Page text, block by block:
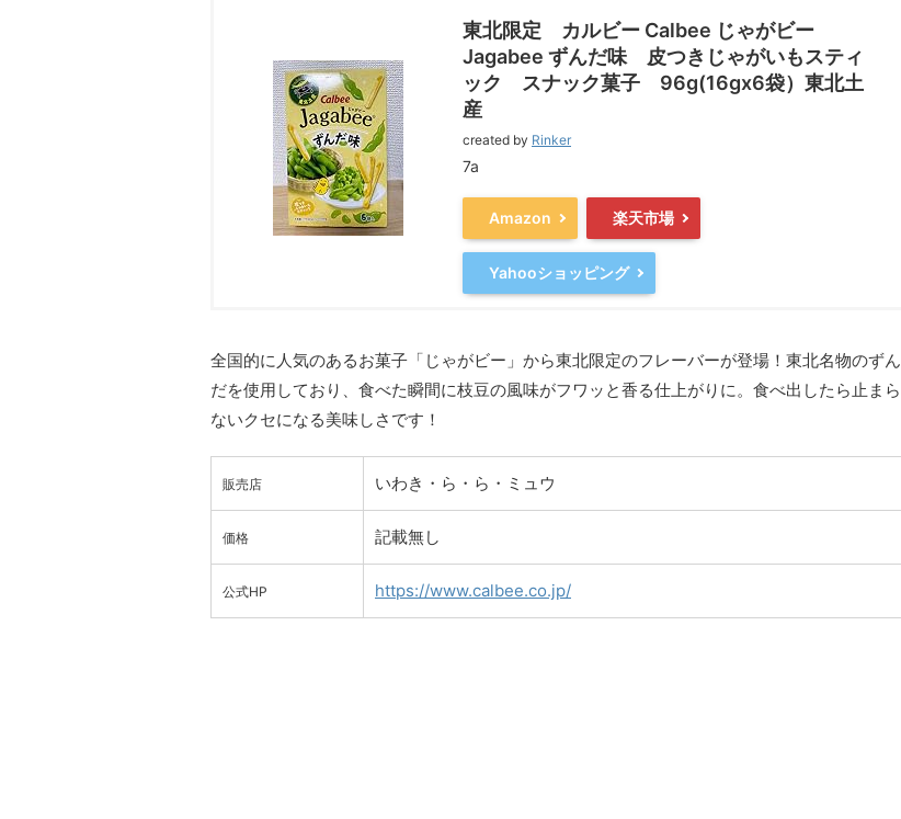
東北限定 カルビー Calbee じゃがビー
Jagabee ずんだ味 皮つきじゃがいもスティ
ック スナック菓子 96g(16gx6袋）東北土
産
created by Rinker
7a
Amazon 楽天市場
Yahooショッピング
全国的に人気のあるお菓子「じゃがビー」から東北限定のフレーバーが登場！東北名物のずん
だを使用しており、食べた瞬間に枝豆の風味がフワッと香る仕上がりに。食べ出したら止まら
ないクセになる美味しさです！
販売店 いわき・ら・ら・ミュウ
価格 記載無し
公式HP https://www.calbee.co.jp/